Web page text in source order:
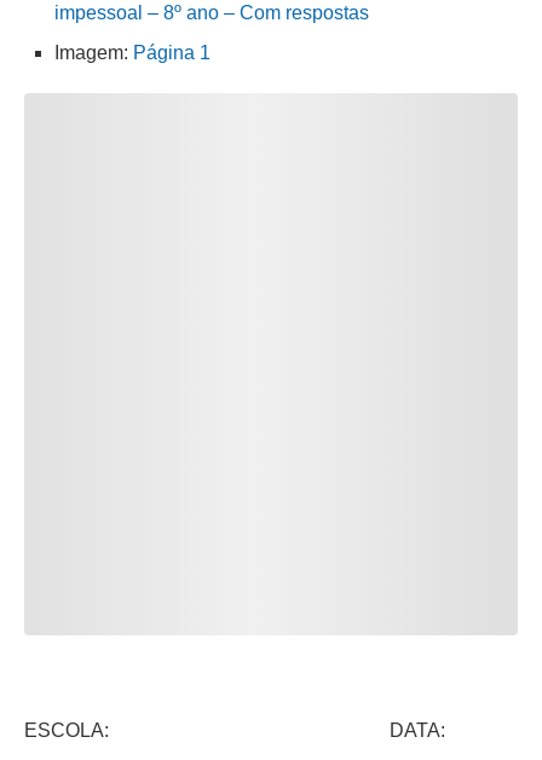
impessoal – 8º ano – Com respostas
Imagem: Página 1
ESCOLA: DATA: